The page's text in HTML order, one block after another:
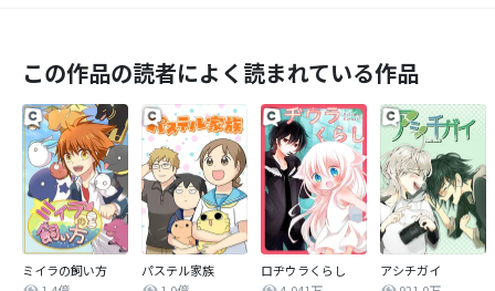
この作品の読者によく読まれている作品
ミイラの飼い方
パステル家族
ロヂウラくらし
アシチガイ